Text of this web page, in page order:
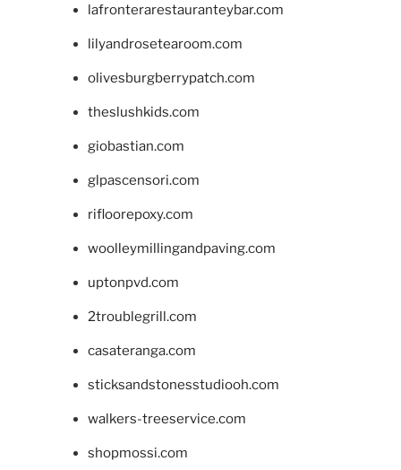
lafronterarestauranteybar.com
lilyandrosetearoom.com
olivesburgberrypatch.com
theslushkids.com
giobastian.com
glpascensori.com
rifloorepoxy.com
woolleymillingandpaving.com
uptonpvd.com
2troublegrill.com
casateranga.com
sticksandstonesstudiooh.com
walkers-treeservice.com
shopmossi.com